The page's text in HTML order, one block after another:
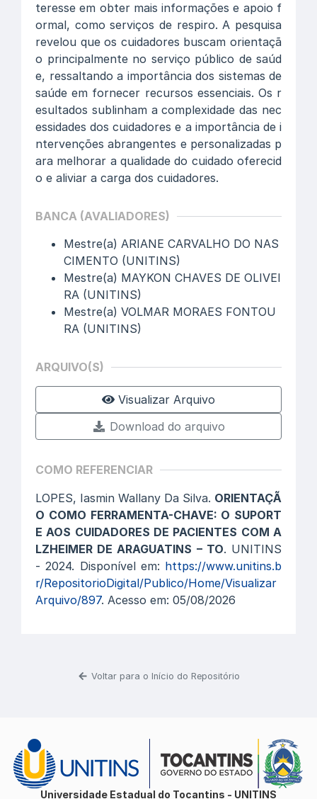
teresse em obter mais informações e apoio f
ormal, como serviços de respiro. A pesquisa
revelou que os cuidadores buscam orientaçã
o principalmente no serviço público de saúd
e, ressaltando a importância dos sistemas de
saúde em fornecer recursos essenciais. Os r
esultados sublinham a complexidade das nec
essidades dos cuidadores e a importância de i
ntervenções abrangentes e personalizadas p
ara melhorar a qualidade do cuidado oferecid
o e aliviar a carga dos cuidadores.
BANCA (AVALIADORES)
Mestre(a) ARIANE CARVALHO DO NAS
CIMENTO (UNITINS)
Mestre(a) MAYKON CHAVES DE OLIVEI
RA (UNITINS)
Mestre(a) VOLMAR MORAES FONTOU
RA (UNITINS)
ARQUIVO(S)
Visualizar Arquivo
Download do arquivo
COMO REFERENCIAR
LOPES, Iasmin Wallany Da Silva. ORIENTAÇÃ
O COMO FERRAMENTA-CHAVE: O SUPORT
E AOS CUIDADORES DE PACIENTES COM A
LZHEIMER DE ARAGUATINS – TO. UNITINS
- 2024. Disponível em: https://www.unitins.b
r/RepositorioDigital/Publico/Home/Visualizar
Arquivo/897. Acesso em: 05/08/2026
Voltar para o Início do Repositório
Universidade Estadual do Tocantins - UNITINS